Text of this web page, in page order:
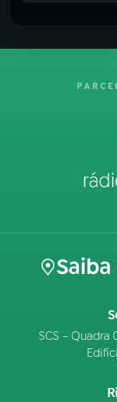
SCS – Quadra